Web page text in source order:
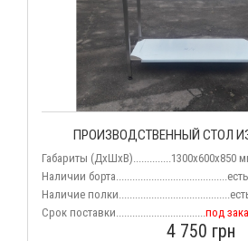
ПРОИЗВОДСТВЕННЫЙ СТОЛ
Габариты (ДхШхВ)..............1300х600х850
Наличии борта.........................................есть
Наличие
Срок поставки.................................под
4 750 грн